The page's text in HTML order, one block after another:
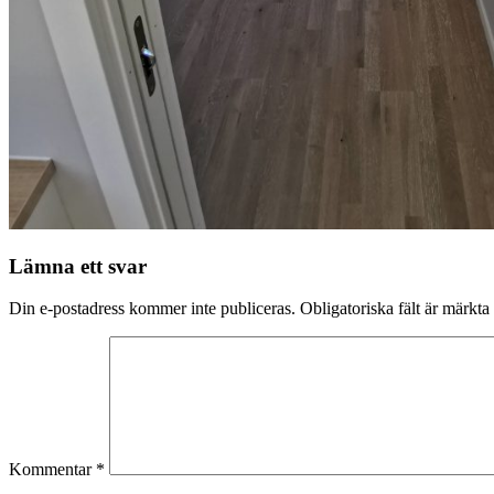
Lämna ett svar
Din e-postadress kommer inte publiceras. Obligatoriska fält är märkta
Kommentar *